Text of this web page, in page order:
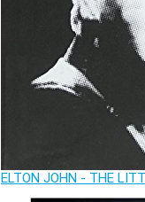
ELTON JOHN - THE